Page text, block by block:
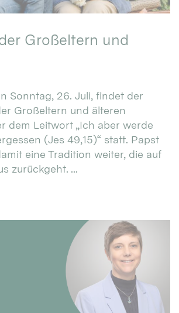
Großeltern und
Sonntag, 26. Juli, findet der
Großeltern und älteren
dem Leitwort „Ich aber werde
(Jes 49,15)“ statt. Papst
eine Tradition weiter, die auf
zurückgeht. ...